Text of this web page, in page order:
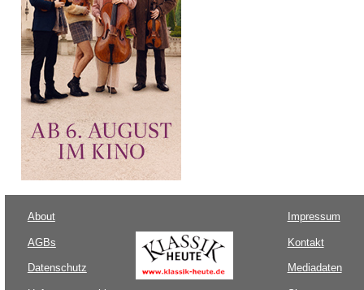
About
AGBs
Datenschutz
Impressum
Kontakt
Mediadaten